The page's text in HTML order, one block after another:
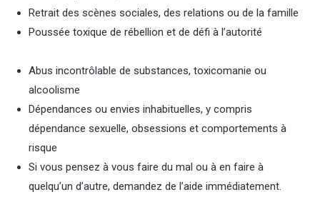
Retrait des scènes sociales, des relations ou de la famille
Poussée toxique de rébellion et de défi à l’autorité
Abus incontrôlable de substances, toxicomanie ou
alcoolisme
Dépendances ou envies inhabituelles, y compris
dépendance sexuelle, obsessions et comportements à
risque
Si vous pensez à vous faire du mal ou à en faire à
quelqu’un d’autre, demandez de l’aide immédiatement.